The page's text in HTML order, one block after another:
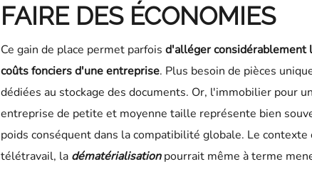
FAIRE DES ÉCONOMIES
Ce gain de place permet parfois d'alléger considérablement
coûts fonciers d'une entreprise. Plus besoin de pièces
dédiées au stockage des documents. Or, l'immobilier pour
entreprise de petite et moyenne taille représente bien
poids conséquent dans la compatibilité globale. Le contexte
télétravail, la dématérialisationpourrait même à terme